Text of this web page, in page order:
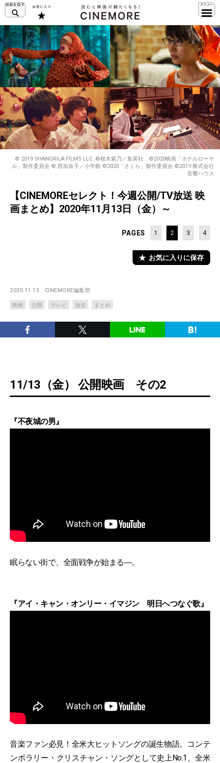
© 2019 SHANGRILA FILMS LLC. ©桜木紫乃／集英社 ©2020映画「ホテルローヤ
ル」製作委員会 © 西加奈子／小学館 ©2020「さくら」製作委員会 ©2019 株式会社
音響ハウス
【CINEMOREセレクト！今週公開/TV放送 映
画まとめ】2020年11月13日（金）～
PAGES 1 2 3 4
お気に入りに保存
2020.11.13 CINEMORE編集部
映画 公開 テレビ 放送 まとめ
11/13（金） 公開映画 その2
『不夜城の男』
眠らない街で、全面戦争が始まる―。
『アイ・キャン・オンリー・イマジン 明日へつなぐ歌』
音楽ファン必見！全米大ヒットソングの誕生物語。コンテ
ンポラリー・クリスチャン・ソングとして史上No.1、全米